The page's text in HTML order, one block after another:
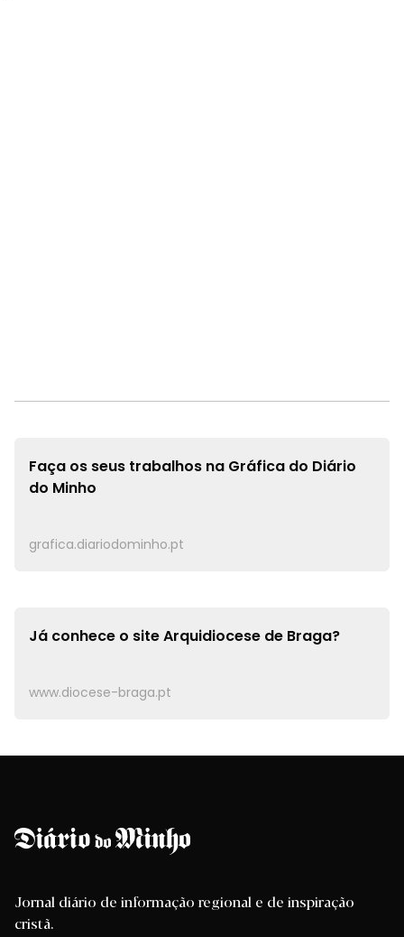
Faça os seus trabalhos na Gráfica do Diário
do Minho
grafica.diariodominho.pt
Já conhece o siteArquidiocese de Braga?
www.diocese-braga.pt
Jornal diário de informação regional e de inspiração
cristã.